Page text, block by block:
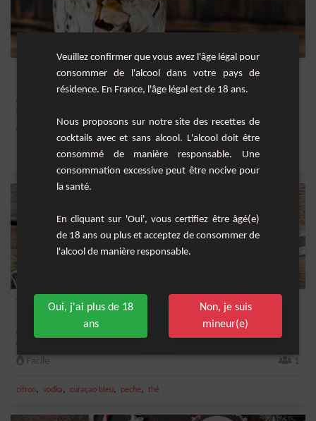
Russe Blanc
Cocktail rafraîchissant et onctueux à base de vodka, liqueur de café et crème
fraîche.
vodka café,liqueur de café,crème fraîche creme
Turquoise
Cocktail rafraîchissant à base de vodka, curaçao bleu, pêcher mignon et jus de
citron.
Facile 1
citron, vodka, curaçao bleu, peche, thé
Veuillez confirmer que vous avez l'âge légal pour
consommer de l'alcool dans votre pays de
résidence. En France, l'âge légal est de 18 ans.
Nous proposons sur notre site des recettes de
cocktails avec et sans alcool. L'alcool doit être
consommé de manière responsable. Une
consommation excessive peut être nocive pour
la santé.
En cliquant sur 'Oui', vous certifiez être âgé(e)
de 18 ans ou plus et acceptez de consommer de
l'alcool de manière responsable.
Oui, j'ai plus de 18
ans
Non, je suis
mineur(e)